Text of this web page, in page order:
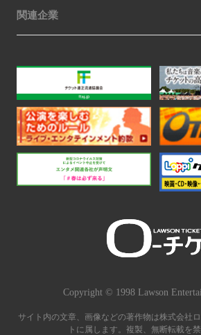
関連企業
サイト内の文章、画像などの著作物は株式会社
トに属します。複製、無断転載を禁
Copyright © 1998 Lawson